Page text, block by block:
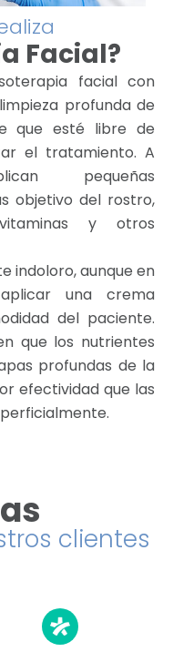
Facial?
facial con
profunda de
que esté libre de
el tratamiento. A
pequeñas
objetivo del rostro,
y otros
indoloro, aunque en
una crema
del paciente.
que los nutrientes
profundas de la
efectividad que las
clientes